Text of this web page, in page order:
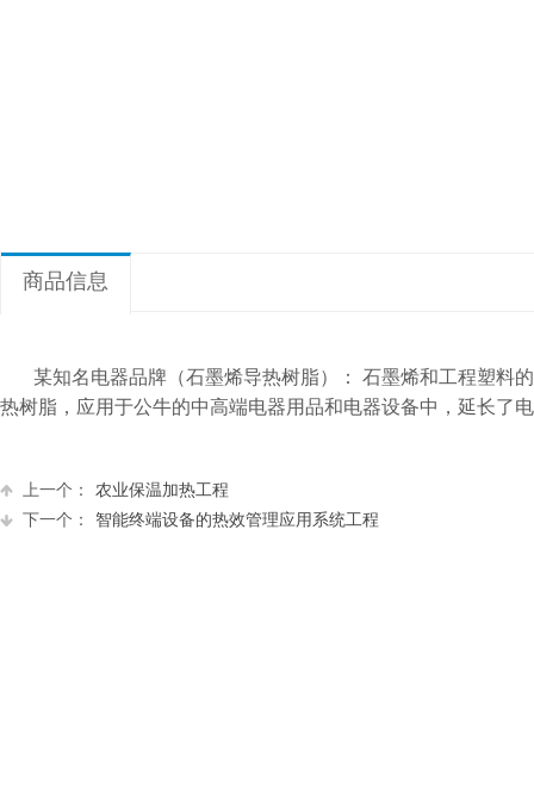
商品信息
某知名电器品牌（石墨烯导热树脂）：
石墨烯和工程塑料
热树脂，应用于公牛的中高端电器用品和电器设备中，延长了
上一个：
农业保温加热工程
下一个：
智能终端设备的热效管理应用系统工程